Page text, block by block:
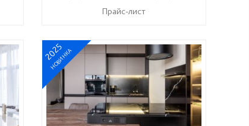
Прайс-лист
2025
НОВИНКА